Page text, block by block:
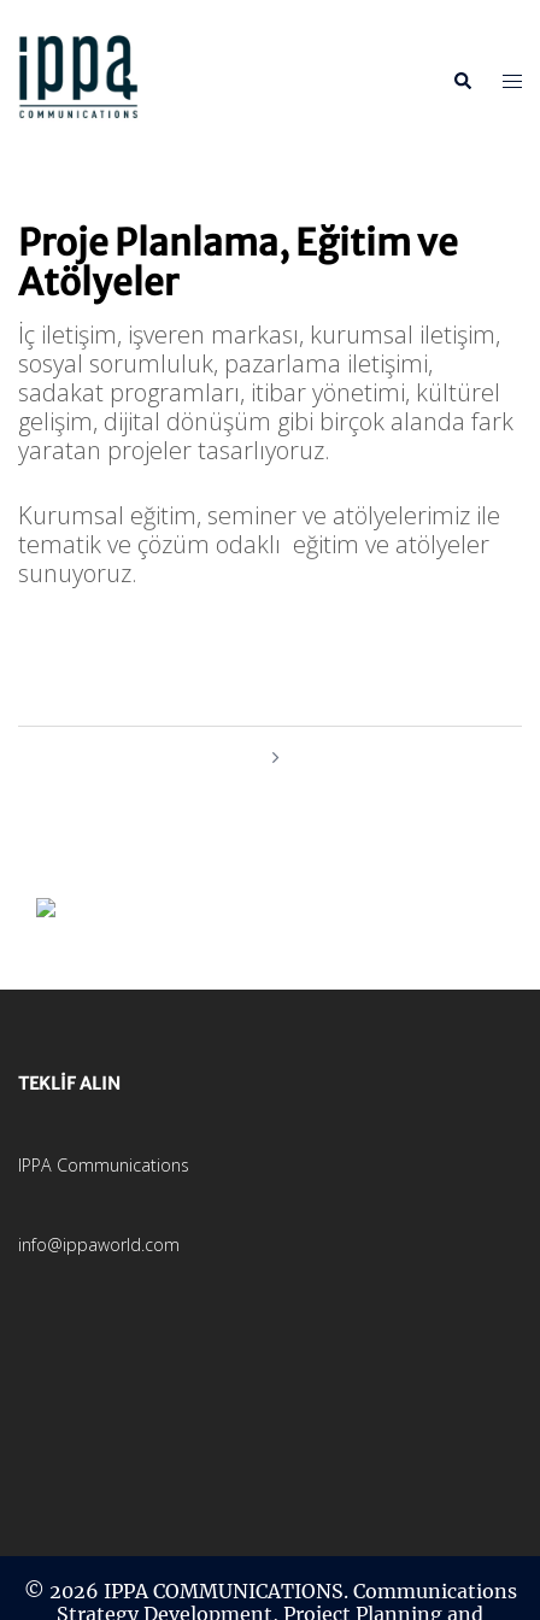
atla
Search
Proje Planlama, Eğitim ve
Atölyeler
İç iletişim, işveren markası, kurumsal iletişim,
sosyal sorumluluk, pazarlama iletişimi,
sadakat programları, itibar yönetimi, kültürel
gelişim, dijital dönüşüm gibi birçok alanda fark
yaratan projeler tasarlıyoruz.
Kurumsal eğitim, seminer ve atölyelerimiz ile
tematik ve çözüm odaklı eğitim ve atölyeler
sunuyoruz.
TEKLİF ALIN
IPPA Communications
info@ippaworld.com
© 2026 IPPA COMMUNICATIONS. Communications
Strategy Development, Project Planning and